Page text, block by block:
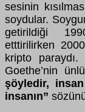
sesinin
soydular.
getirildiği
etttirilirken
kripto
Goethe’nin
şöyledir,
insanın”